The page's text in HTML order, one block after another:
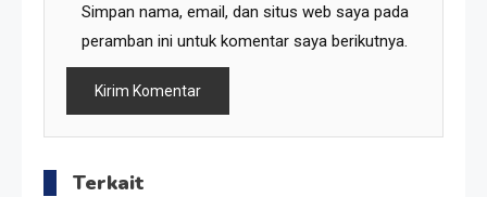
Simpan nama, email, dan situs web saya pada
peramban ini untuk komentar saya berikutnya.
Terkait